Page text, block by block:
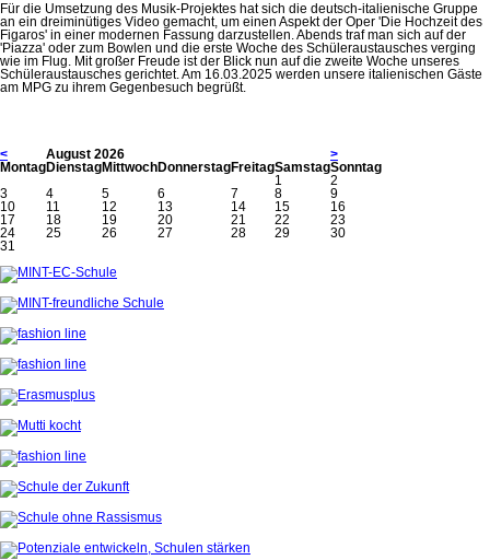
Für die Umsetzung des Musik-Projektes hat sich die deutsch-italienische Gruppe
an ein dreiminütiges Video gemacht, um einen Aspekt der Oper 'Die Hochzeit des
Figaros' in einer modernen Fassung darzustellen. Abends traf man sich auf der
'Piazza' oder zum Bowlen und die erste Woche des Schüleraustausches verging
wie im Flug. Mit großer Freude ist der Blick nun auf die zweite Woche unseres
Schüleraustausches gerichtet. Am 16.03.2025 werden unsere italienischen Gäste
am MPG zu ihrem Gegenbesuch begrüßt.
< August 2026
>
MontagDienstagMittwochDonnerstagFreitagSamstagSonntag
1
2
3
4 5 6 7 8
9
10
11 12 13 14 15
16
17
18 19 20 21 22
23
24
25 26 27 28 29
30
31